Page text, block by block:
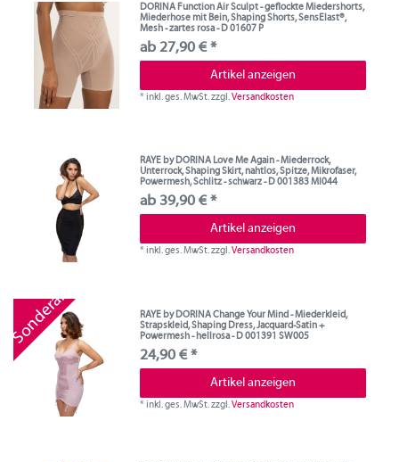
DORINA Function Air Sculpt - geflockte Miedershorts,
Miederhose mit Bein, Shaping Shorts, SensElast®,
Mesh - zartes rosa - D 01607 P
ab 27,90 € *
Artikel anzeigen
*inkl. ges. MwSt.zzgl.Versandkosten
RAYE by DORINA Love Me Again - Miederrock,
Unterrock, Shaping Skirt, nahtlos, Spitze, Mikrofaser,
Powermesh, Schlitz - schwarz - D 001383 MI044
ab 39,90 € *
Artikel anzeigen
*inkl. ges. MwSt.zzgl.Versandkosten
Sonderangebot
RAYE by DORINA Change Your Mind - Miederkleid,
Strapskleid, Shaping Dress, Jacquard-Satin +
Powermesh - hellrosa - D 001391 SW005
24,90 € *
Artikel anzeigen
*inkl. ges. MwSt.zzgl.Versandkosten